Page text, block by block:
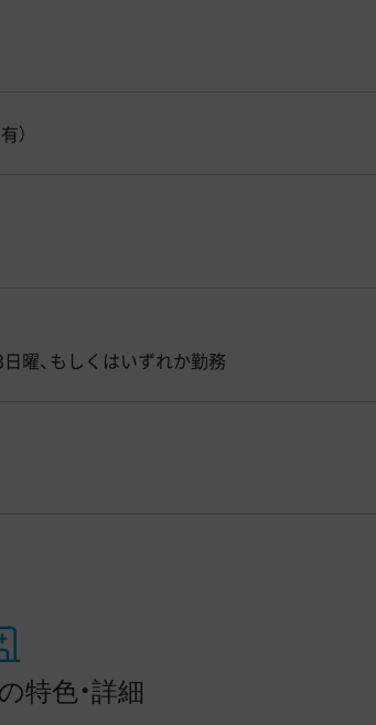
）
日曜、もしくはいずれか勤務
特色・詳細